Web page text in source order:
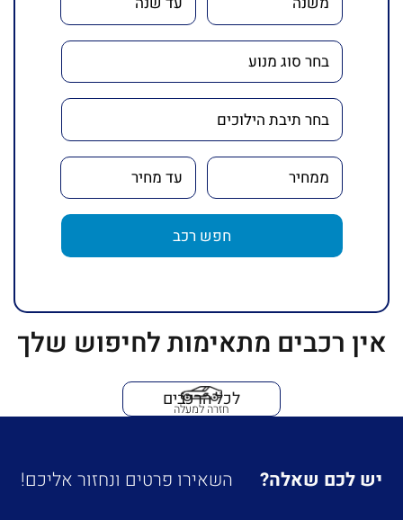
חפש רכב
אין רכבים מתאימות לחיפוש שלך
לכל הרכבים
חזרה למעלה
יש לכם שאלה? השאירו פרטים ונחזור אליכם!